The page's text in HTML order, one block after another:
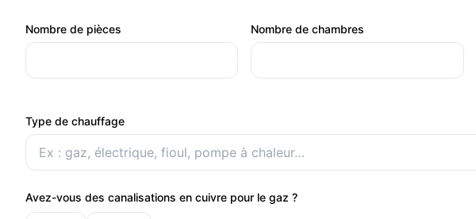
Nombre de pièces Nombre de chambres
Type de chauffage
Avez-vous des canalisations en cuivre pour le gaz ?